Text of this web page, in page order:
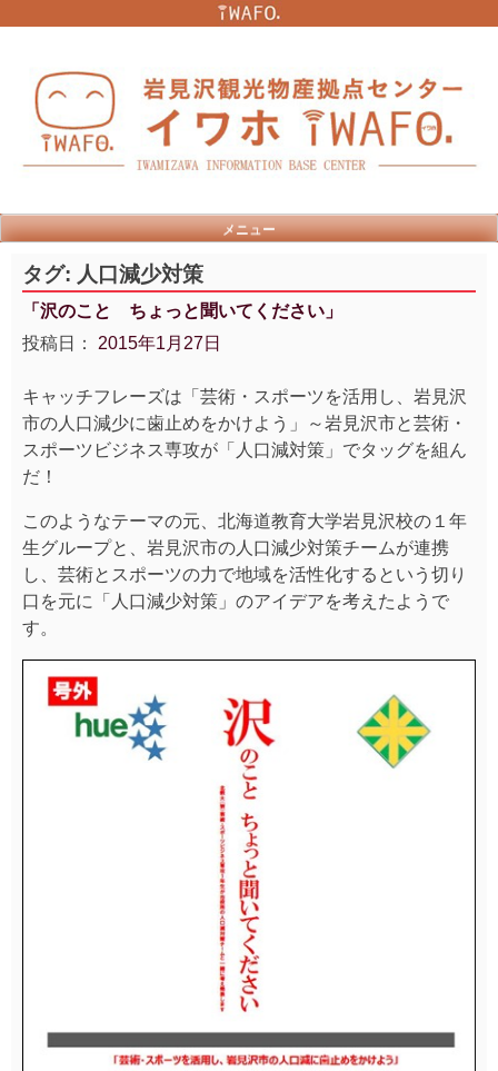
メニュー
タグ: 人口減少対策
「沢のこと ちょっと聞いてください」
投稿日： 2015年1月27日
キャッチフレーズは「芸術・スポーツを活用し、岩見沢
市の人口減少に歯止めをかけよう」～岩見沢市と芸術・
スポーツビジネス専攻が「人口減対策」でタッグを組ん
だ！
このようなテーマの元、北海道教育大学岩見沢校の１年
生グループと、岩見沢市の人口減少対策チームが連携
し、芸術とスポーツの力で地域を活性化するという切り
口を元に「人口減少対策」のアイデアを考えたようで
す。